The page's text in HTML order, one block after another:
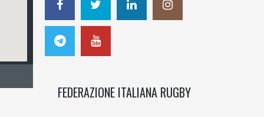
FEDERAZIONE ITALIANA RUGBY